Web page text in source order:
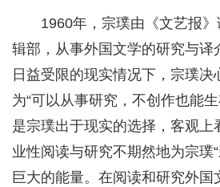
1960年，宗璞由《文艺报
辑部，从事外国文学的研究与译
日益受限的现实情况下，宗璞决
为“可以从事研究，不创作也能
是宗璞出于现实的选择，客观上
业性阅读与研究不期然地为宗璞
巨大的能量。在阅读和研究外